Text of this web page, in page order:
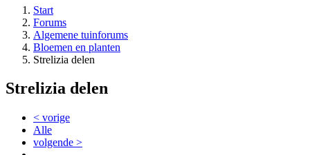
Start
Forums
Algemene tuinforums
Bloemen en planten
Strelizia delen
Strelizia delen
< vorige
Alle
volgende >